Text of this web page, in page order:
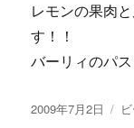
レモンの果肉
す！！
バーリィのパ
投
2009年7月2日
カ